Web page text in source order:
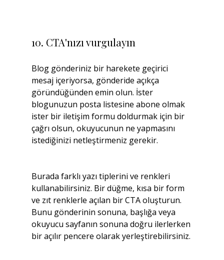
10. CTA'nızı vurgulayın
Blog gönderiniz bir harekete geçirici
mesaj içeriyorsa, gönderide açıkça
göründüğünden emin olun. İster
blogunuzun posta listesine abone olmak
ister bir iletişim formu doldurmak için bir
çağrı olsun, okuyucunun ne yapmasını
istediğinizi netleştirmeniz gerekir.
Burada farklı yazı tiplerini ve renkleri
kullanabilirsiniz. Bir düğme, kısa bir form
ve zıt renklerle açılan bir CTA oluşturun.
Bunu gönderinin sonuna, başlığa veya
okuyucu sayfanın sonuna doğru ilerlerken
bir açılır pencere olarak yerleştirebilirsiniz.